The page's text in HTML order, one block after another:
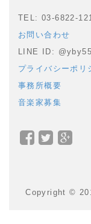
TEL: 03-6822-
お問い合わせ
LINE ID:
プライバシーポリ
事務所概要
音楽家募集
Facebook
Twitter
ェ
ェ
Copyright ©